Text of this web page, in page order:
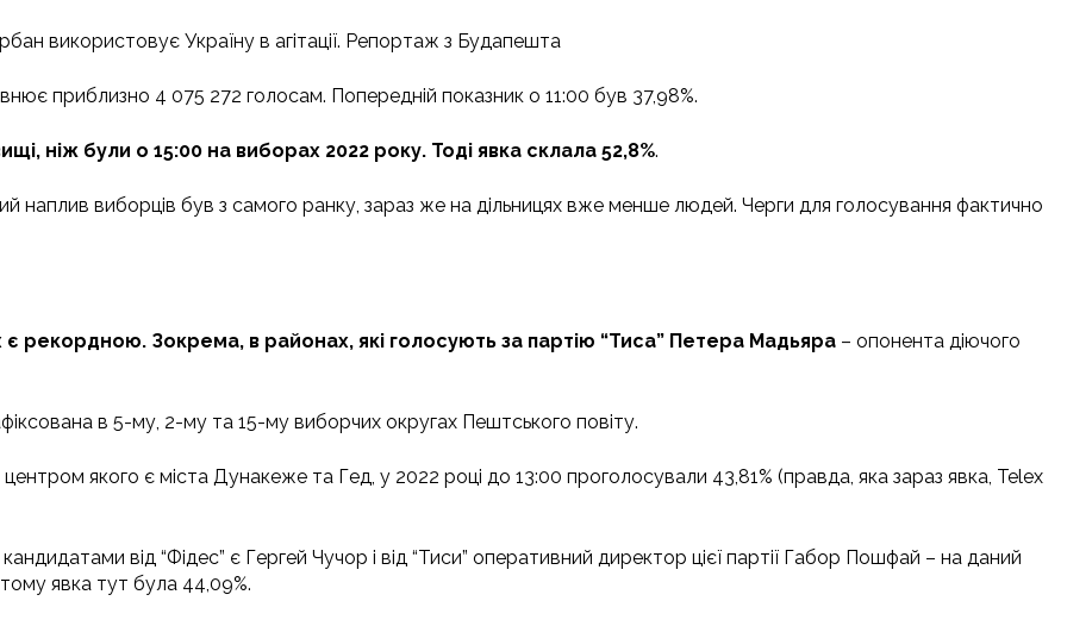
використовує Україну в агітації. Репортаж з Будапешта
приблизно 4 075 272 голосам. Попередній показник о 11:00 був 37,98%.
ніж були о 15:00 на виборах 2022 року. Тоді явка склала 52,8%.
наплив виборців був з самого ранку, зараз же на дільницях вже менше людей. Черги для голосування фактично
є рекордною. Зокрема, в районах, які голосують за партію “Тиса” Петерa Мадьяра – опонента діючого
в 5-му, 2-му та 15-му виборчих округах Пештського повіту.
якого є міста Дунакеже та Гед, у 2022 році до 13:00 проголосували 43,81% (правда, яка зараз явка, Telex
від “Фідес” є Гергей Чучор і від “Тиси” оперативний директор цієї партії Габор Пошфай – на даний
явка тут була 44,09%.